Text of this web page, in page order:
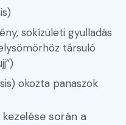
sokízületi gyulladás
társuló
okozta panaszok
során a